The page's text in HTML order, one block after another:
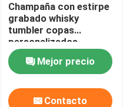
Champaña con estirpe
grabado whisky
tumbler copas
personalizados
Mejor precio
Contacto